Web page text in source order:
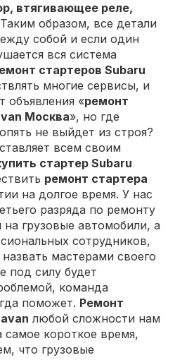
втягивающее реле,
образом, все детали
собой и если один
вся система
стартеров Subaru
многие сервисы, и
объявления «ремонт
Москва», но где
не выйдет из строя?
всем своим
стартер Subaru
ремонт стартера
на долгое время. У нас
разряда по ремонту
на грузовые автомобили, а
сотрудников,
мастерами своего
под силу будет
команда
поможет. Ремонт
любой сложности нам
самое короткое время,
что грузовые